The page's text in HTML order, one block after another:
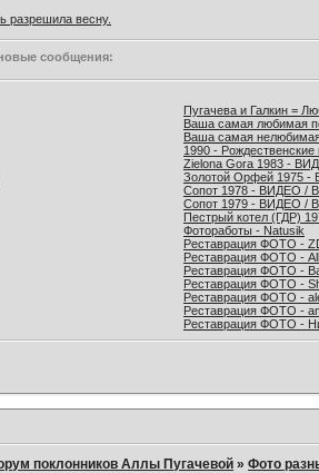
разрешила весну.
сообщения:
Пугачева и Галкин =
Ваша самая любимая
Ваша самая
1990 -
Zielona Gora 1983 -
Золотой Орфей 1975
Сопот 1978 - ВИДЕО /
Сопот 1979 - ВИДЕО /
Пестрый котел (ГДР)
Фотоработы - Natusik
Реставрация ФОТО -
Реставрация ФОТО -
Реставрация ФОТО -
Реставрация ФОТО -
Реставрация ФОТО -
Реставрация ФОТО -
Реставрация ФОТО -
поклонников Аллы Пугачевой »Фото